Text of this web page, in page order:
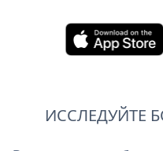
ИССЛЕДУЙТЕ